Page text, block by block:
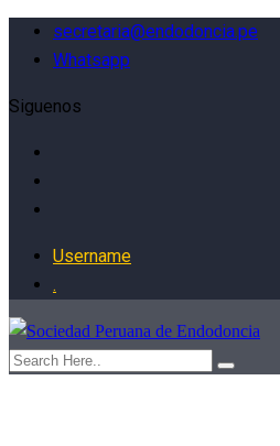
secretaria@endodoncia.pe
Whatsapp
Siguenos
Username
.